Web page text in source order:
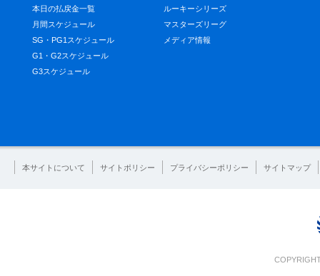
本日の払戻金一覧
月間スケジュール
SG・PG1スケジュール
G1・G2スケジュール
G3スケジュール
ルーキーシリーズ
マスターズリーグ
メディア情報
本サイトについて サイトポリシー プライバシーポリシー サイトマップ